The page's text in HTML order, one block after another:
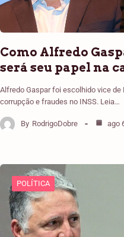
Como Alfredo
será seu papel na
Alfredo Gaspar foi escolhido vice de
corrupção e fraudes no INSS. Leia…
By RodrigoDobre ago
POLÍTICA